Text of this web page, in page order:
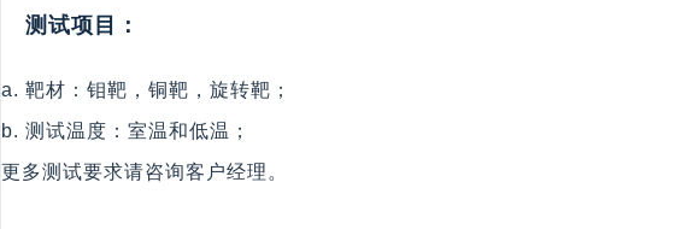
测试项目：
a. 靶材：钼靶，铜靶，旋转靶；
b. 测试温度：室温和低温；
更多测试要求请咨询客户经理。